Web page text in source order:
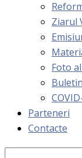
Ziarul
Foto
Parteneri
Contacte